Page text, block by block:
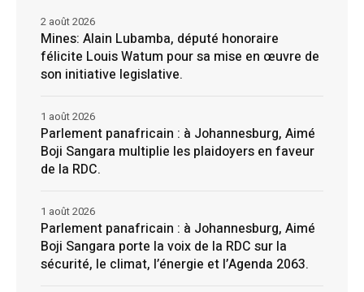
Mines: Alain Lubamba, député honoraire
félicite Louis Watum pour sa mise en œuvre de
son initiative legislative.
2 août 2026
Parlement panafricain : à Johannesburg, Aimé
Boji Sangara multiplie les plaidoyers en faveur
de la RDC.
1 août 2026
Parlement panafricain : à Johannesburg, Aimé
Boji Sangara porte la voix de la RDC sur la
sécurité, le climat, l’énergie et l’Agenda 2063.
1 août 2026